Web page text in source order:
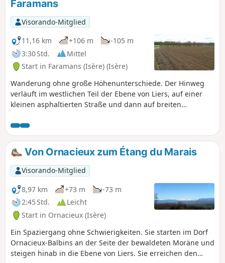
Kulturerbe betrifft, so prägen die
Kapelle von La Salette, das Kloster von
Surieu und die Überquerung der
Hochgeschwindigkeitsstrecke zwischen
Paris, Lyon und Marseille die Route.
Faramans
Visorando-Mitglied
11,16 km
+106 m
-105 m
3:30 Std.
Mittel
Start in Faramans (Isère) (Isère)
Wanderung ohne große Höhenunterschiede. Der Hinweg
verläuft im westlichen Teil der Ebene von Liers, auf einer
kleinen asphaltierten Straße und dann auf breiten
bewaldeten Moräne von Faramans.
Von Ornacieux zum Étang du Marais
Visorando-Mitglied
8,97 km
+73 m
-73 m
2:45 Std.
Leicht
Start in Ornacieux (Isère)
Ein Spaziergang ohne Schwierigkeiten. Sie starten im Dorf
Ornacieux-Balbins an der Seite der bewaldeten Moräne und
steigen hinab in die Ebene von Liers. Sie erreichen den